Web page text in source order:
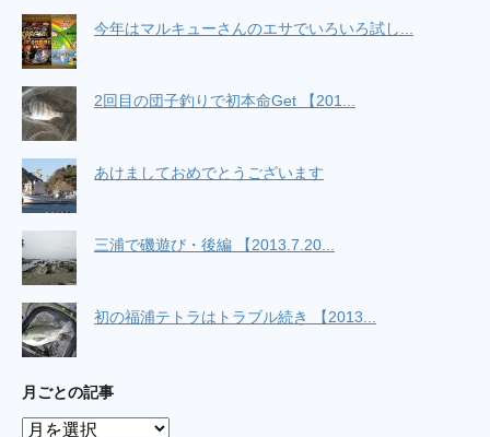
今年はマルキューさんのエサでいろいろ試し...
2回目の団子釣りで初本命Get 【201...
あけましておめでとうございます
三浦で磯遊び・後編 【2013.7.20...
初の福浦テトラはトラブル続き 【2013...
月ごとの記事
月